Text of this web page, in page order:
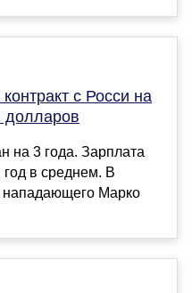
с Росси на
долларов
на 3 года. Зарплата
год в среднем. В
нападающего Марко